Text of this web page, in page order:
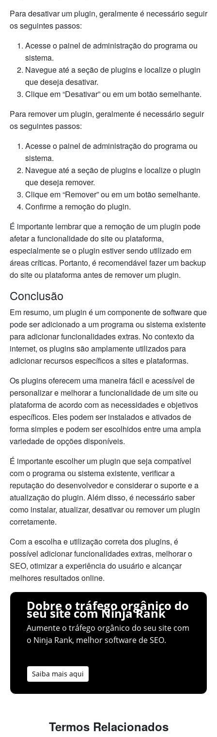
Para desativar um plugin, geralmente é necessário seguir
os seguintes passos:
Acesse o painel de administração do programa ou
sistema.
Navegue até a seção de plugins e localize o plugin
que deseja desativar.
Clique em “Desativar” ou em um botão semelhante.
Para remover um plugin, geralmente é necessário seguir
os seguintes passos:
Acesse o painel de administração do programa ou
sistema.
Navegue até a seção de plugins e localize o plugin
que deseja remover.
Clique em “Remover” ou em um botão semelhante.
Confirme a remoção do plugin.
É importante lembrar que a remoção de um plugin pode
afetar a funcionalidade do site ou plataforma,
especialmente se o plugin estiver sendo utilizado em
áreas críticas. Portanto, é recomendável fazer um backup
do site ou plataforma antes de remover um plugin.
Conclusão
Em resumo, um plugin é um componente de software que
pode ser adicionado a um programa ou sistema existente
para adicionar funcionalidades extras. No contexto da
internet, os plugins são amplamente utilizados para
adicionar recursos específicos a sites e plataformas.
Os plugins oferecem uma maneira fácil e acessível de
personalizar e melhorar a funcionalidade de um site ou
plataforma de acordo com as necessidades e objetivos
específicos. Eles podem ser instalados e ativados de
forma simples e podem ser escolhidos entre uma ampla
variedade de opções disponíveis.
É importante escolher um plugin que seja compatível
com o programa ou sistema existente, verificar a
reputação do desenvolvedor e considerar o suporte e a
atualização do plugin. Além disso, é necessário saber
como instalar, atualizar, desativar ou remover um plugin
corretamente.
Com a escolha e utilização correta dos plugins, é
possível adicionar funcionalidades extras, melhorar o
SEO, otimizar a experiência do usuário e alcançar
melhores resultados online.
Dobre o tráfego orgânico do
seu site com Ninja Rank
Aumente o tráfego orgânico do seu site com
o Ninja Rank, melhor software de SEO.
Saiba mais aqui
Termos Relacionados